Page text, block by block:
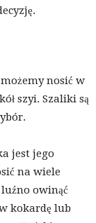
nosić w
szyi. Szaliki są
jest jego
na wiele
owinąć
kokardę lub